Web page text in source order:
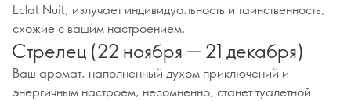
Eclat Nuit, излучает индивидуальность и таинственность,
схожие с вашим настроением.
Стрелец (22 ноября — 21 декабря)
Ваш аромат, наполненный духом приключений и
энергичным настроем, несомненно, станет туалетной